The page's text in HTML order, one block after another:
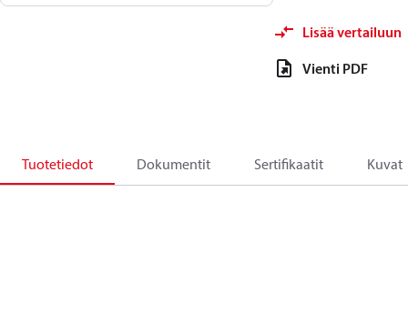
Lisää vertailuun
Vienti PDF
Tuotetiedot Dokumentit Sertifikaatit Kuvat